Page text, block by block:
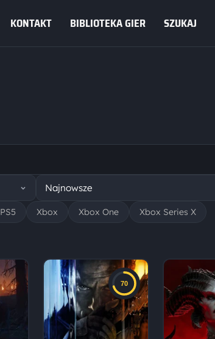
KONTAKT BIBLIOTEKA GIER SZUKAJ
PS5 Xbox Xbox One
Xbox Series X
70